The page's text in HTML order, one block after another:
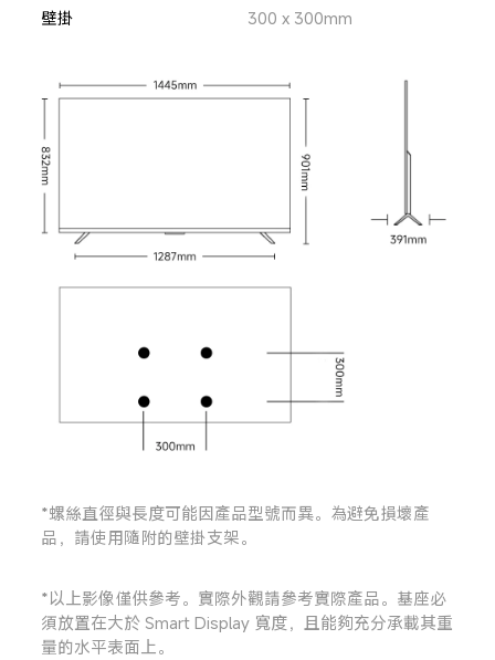
壁掛 300 x 300mm
*螺絲直徑與長度可能因產品型號而異。為避免損壞產
品，請使用隨附的壁掛支架。
*以上影像僅供參考。實際外觀請參考實際產品。基座必
須放置在大於 Smart Display 寬度，且能夠充分承載其重
量的水平表面上。